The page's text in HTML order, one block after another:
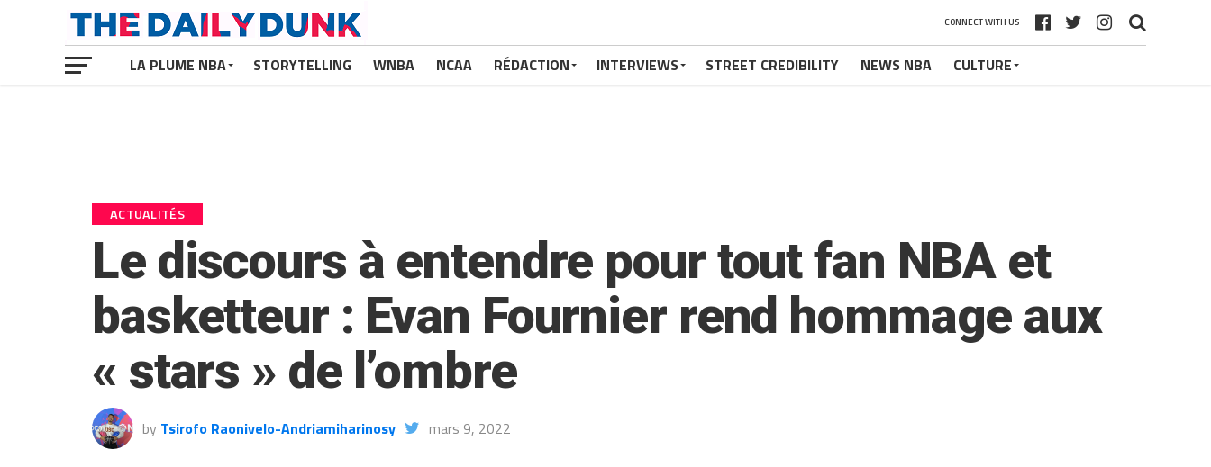
CONNECT WITH US
LA PLUME NBA STORYTELLING WNBA NCAA RÉDACTION INTERVIEWS STREET CREDIBILITY NEWS NBA CULTURE
ACTUALITÉS
Le discours à entendre pour tout fan NBA et
basketteur : Evan Fournier rend hommage aux
« stars » de l’ombre
by Tsirofo Raonivelo-Andriamiharinosy mars 9, 2022